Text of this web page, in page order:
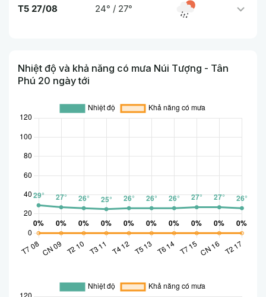
T5 27/08 24° / 27°
Nhiệt độ và khả năng có mưa Núi Tượng - Tân
Phú 20 ngày tới